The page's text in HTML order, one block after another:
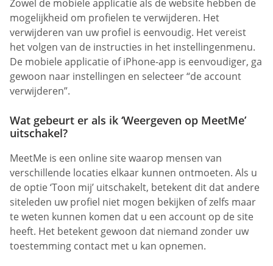
Zowel de mobiele applicatie als de website hebben de
mogelijkheid om profielen te verwijderen. Het
verwijderen van uw profiel is eenvoudig. Het vereist
het volgen van de instructies in het instellingenmenu.
De mobiele applicatie of iPhone-app is eenvoudiger, ga
gewoon naar instellingen en selecteer “de account
verwijderen”.
Wat gebeurt er als ik ‘Weergeven op MeetMe’
uitschakel?
MeetMe is een online site waarop mensen van
verschillende locaties elkaar kunnen ontmoeten. Als u
de optie ‘Toon mij’ uitschakelt, betekent dit dat andere
siteleden uw profiel niet mogen bekijken of zelfs maar
te weten kunnen komen dat u een account op de site
heeft. Het betekent gewoon dat niemand zonder uw
toestemming contact met u kan opnemen.